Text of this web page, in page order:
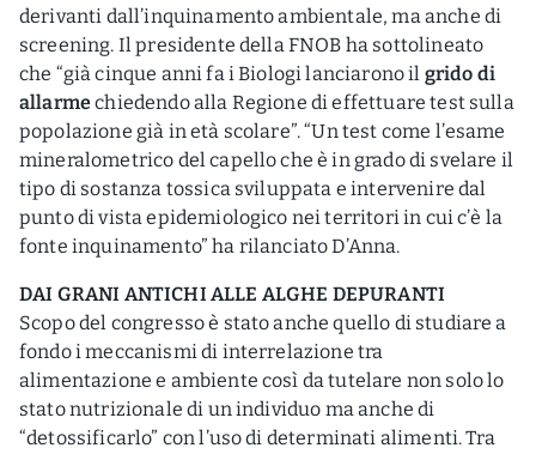
derivanti dall’inquinamento ambientale, ma anche di
screening. Il presidente della FNOB ha sottolineato
che “già cinque anni fa i Biologi lanciarono il grido di
allarmechiedendo alla Regione di effettuare test sulla
popolazione già in età scolare”. “Un test come l’esame
mineralometrico del capello che è in grado di svelare il
tipo di sostanza tossica sviluppata e intervenire dal
punto di vista epidemiologico nei territori in cui c’è la
fonte inquinamento” ha rilanciato D’Anna.
DAI GRANI ANTICHI ALLE ALGHE DEPURANTI
Scopo del congresso è stato anche quello di studiare a
fondo i meccanismi di interrelazione tra
alimentazione e ambiente così da tutelare non solo lo
stato nutrizionale di un individuo ma anche di
“detossificarlo” con l’uso di determinati alimenti. Tra